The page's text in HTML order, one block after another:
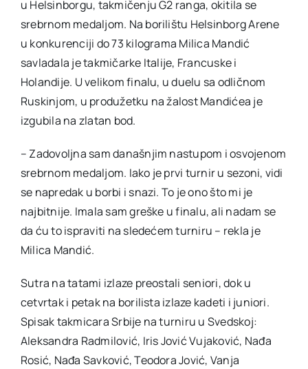
u Helsinborgu, takmičenju G2 ranga, okitila se
srebrnom medaljom. Na borilištu Helsinborg Arene
u konkurenciji do 73 kilograma Milica Mandić
savladala je takmičarke Italije, Francuske i
Holandije. U velikom finalu, u duelu sa odličnom
Ruskinjom, u produžetku na žalost Mandićea je
izgubila na zlatan bod.
– Zadovoljna sam današnjim nastupom i osvojenom
srebrnom medaljom. Iako je prvi turnir u sezoni, vidi
se napredak u borbi i snazi. To je ono što mi je
najbitnije. Imala sam greške u finalu, ali nadam se
da ću to ispraviti na sledećem turniru – rekla je
Milica Mandić.
Sutra na tatami izlaze preostali seniori, dok u
cetvrtak i petak na borilista izlaze kadeti i juniori.
Spisak takmicara Srbije na turniru u Svedskoj:
Aleksandra Radmilović, Iris Jović Vujaković, Nađa
Rosić, Nađa Savković, Teodora Jović, Vanja